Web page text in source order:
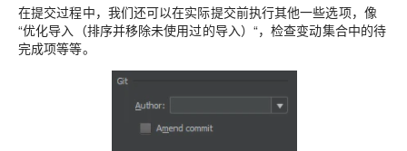
在提交过程中，我们还可以在实际提交前执行其他一些选项，像
“优化导入（排序并移除未使用过的导入）“，检查变动集合中的待
完成项等等。